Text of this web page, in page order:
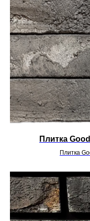
Плитка
Плитка